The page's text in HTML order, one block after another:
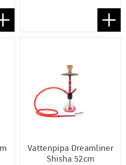
Lägg till i favoriter
Vattenpipa Dreamliner
Shisha 52cm